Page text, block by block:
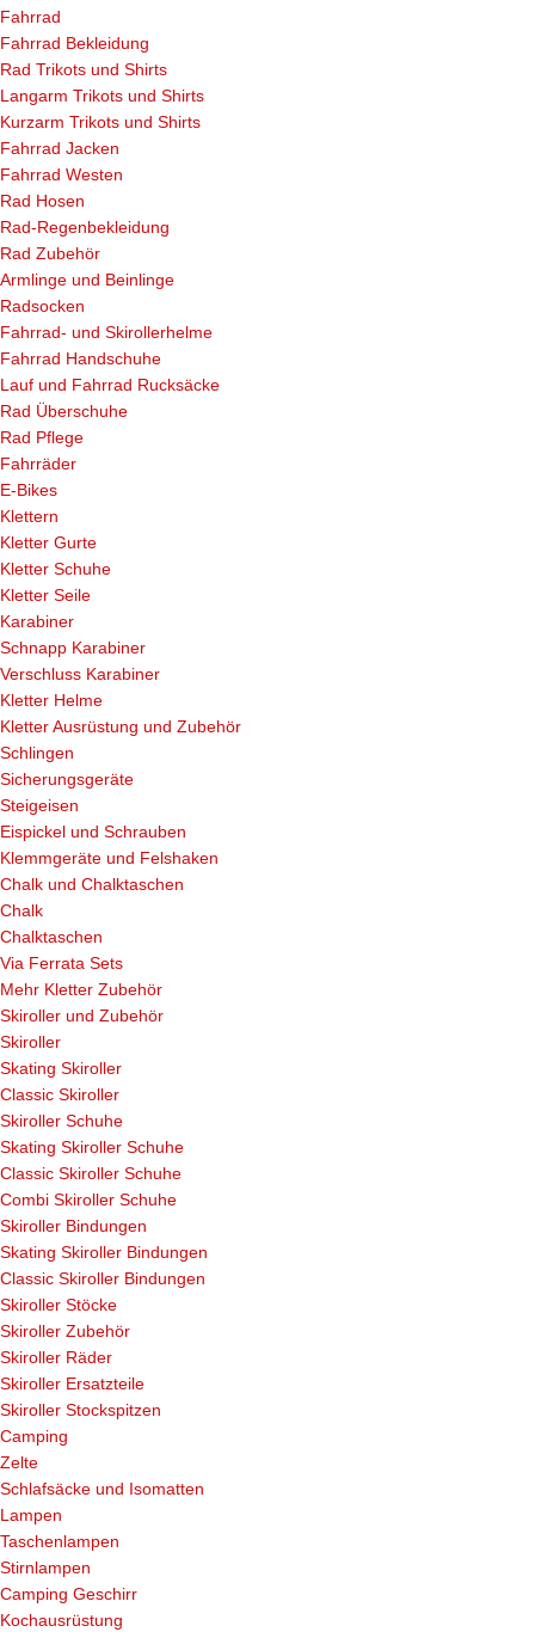
Fahrrad
Fahrrad Bekleidung
Rad Trikots und Shirts
Langarm Trikots und Shirts
Kurzarm Trikots und Shirts
Fahrrad Jacken
Fahrrad Westen
Rad Hosen
Rad-Regenbekleidung
Rad Zubehör
Armlinge und Beinlinge
Radsocken
Fahrrad- und Skirollerhelme
Fahrrad Handschuhe
Lauf und Fahrrad Rucksäcke
Rad Überschuhe
Rad Pflege
Fahrräder
E-Bikes
Klettern
Kletter Gurte
Kletter Schuhe
Kletter Seile
Karabiner
Schnapp Karabiner
Verschluss Karabiner
Kletter Helme
Kletter Ausrüstung und Zubehör
Schlingen
Sicherungsgeräte
Steigeisen
Eispickel und Schrauben
Klemmgeräte und Felshaken
Chalk und Chalktaschen
Chalk
Chalktaschen
Via Ferrata Sets
Mehr Kletter Zubehör
Skiroller und Zubehör
Skiroller
Skating Skiroller
Classic Skiroller
Skiroller Schuhe
Skating Skiroller Schuhe
Classic Skiroller Schuhe
Combi Skiroller Schuhe
Skiroller Bindungen
Skating Skiroller Bindungen
Classic Skiroller Bindungen
Skiroller Stöcke
Skiroller Zubehör
Skiroller Räder
Skiroller Ersatzteile
Skiroller Stockspitzen
Camping
Zelte
Schlafsäcke und Isomatten
Lampen
Taschenlampen
Stirnlampen
Camping Geschirr
Kochausrüstung